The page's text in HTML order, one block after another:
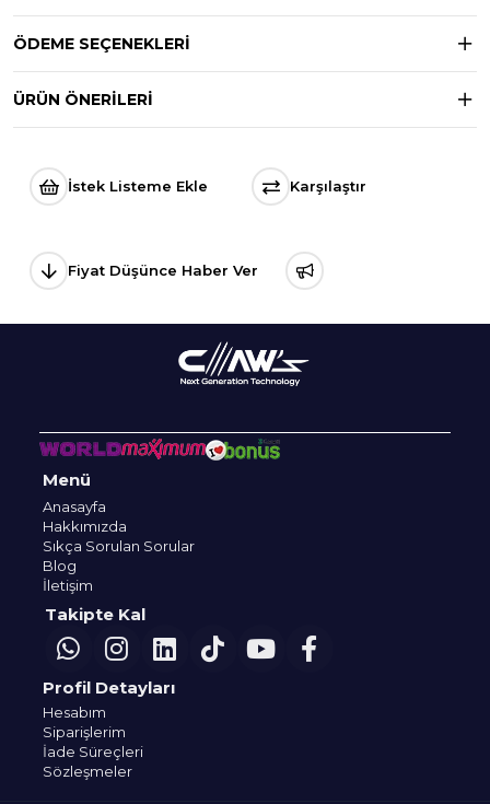
ÖDEME SEÇENEKLERI
ÜRÜN ÖNERILERI
İstek Listeme Ekle Karşılaştır
Fiyat Düşünce Haber Ver
Menü
Anasayfa
Hakkımızda
Sıkça Sorulan Sorular
Blog
İletişim
Takipte Kal
Profil Detayları
Hesabım
Siparişlerim
İade Süreçleri
Sözleşmeler